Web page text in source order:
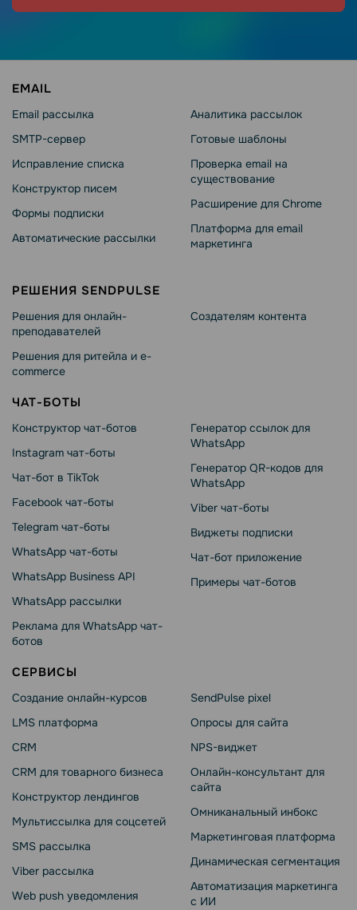
EMAIL
Email рассылка
SMTP-сервер
Исправление списка
Конструктор писем
Формы подписки
Автоматические рассылки
Аналитика рассылок
Готовые шаблоны
Проверка email на
существование
Расширение для Chrome
Платформа для email
маркетинга
РЕШЕНИЯ SENDPULSE
Решения для онлайн-
преподавателей
Решения для ритейла и e-
commerce
Создателям контента
ЧАТ-БОТЫ
Конструктор чат-ботов
Instagram чат-боты
Чат-бот в TikTok
Facebook чат-боты
Telegram чат-боты
WhatsApp чат-боты
WhatsApp Business API
WhatsApp рассылки
Реклама для WhatsApp чат-
ботов
Генератор ссылок для
WhatsApp
Генератор QR-кодов для
WhatsApp
Viber чат-боты
Виджеты подписки
Чат-бот приложение
Примеры чат-ботов
СЕРВИСЫ
Создание онлайн-курсов
LMS платформа
CRM
CRM для товарного бизнеса
Конструктор лендингов
Мультиссылка для соцсетей
SMS рассылка
Viber рассылка
Web push уведомления
SendPulse pixel
Опросы для сайта
NPS-виджет
Онлайн-консультант для
сайта
Омниканальный инбокс
Маркетинговая платформа
Динамическая сегментация
Автоматизация маркетинга
с ИИ